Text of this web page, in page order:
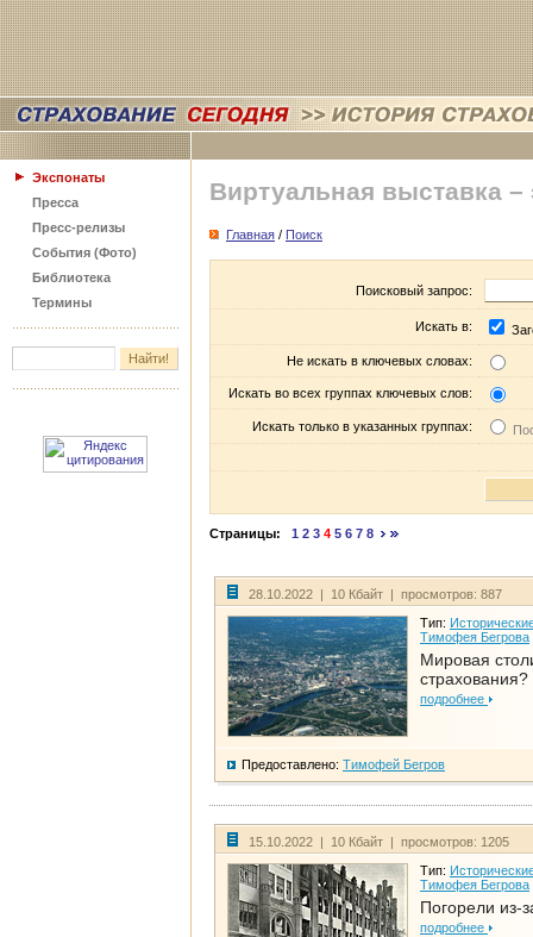
Экспонаты
Пресса
Пресс-релизы
События (Фото)
Библиотека
Термины
Виртуальная выставка –
Главная / Поиск
Поисковый запрос:
Искать в:
Не искать в ключевых словах:
Искать во всех группах ключевых слов:
Искать только в указанных группах:
Страницы: 1 2 3 4 5 6 7 8
28.10.2022 | 10 Кбайт | просмотров: 887
Тип:
Тимофея Бегрова
Мировая
страхования?
подробнее
Предоставлено: Тимофей Бегров
15.10.2022 | 10 Кбайт | просмотров: 1205
Тип:
Тимофея Бегрова
Погорели из-
подробнее